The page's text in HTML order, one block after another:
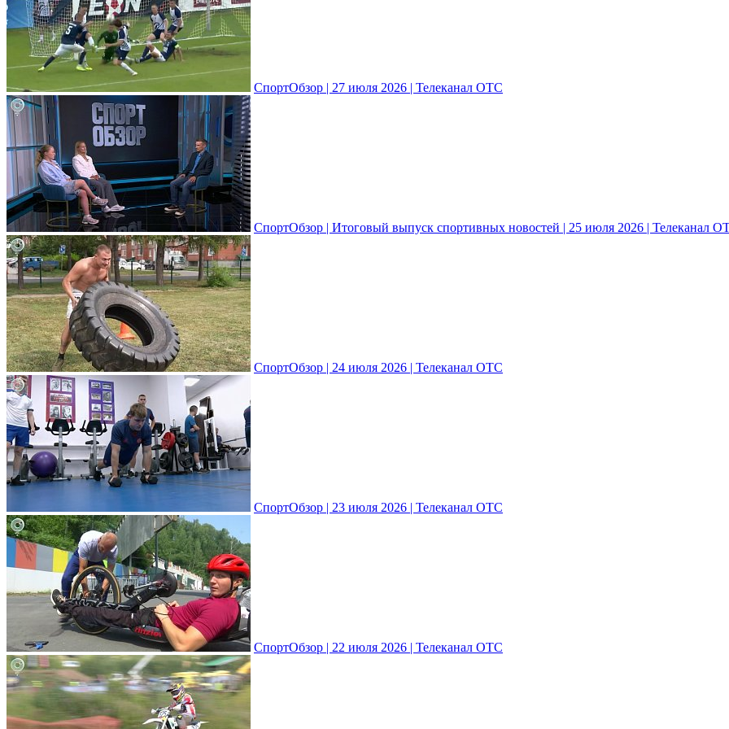
СпортОбзор | 27 июля 2026 | Телеканал ОТС
СпортОбзор | Итоговый выпуск спортивных новостей | 25 июля 2026 | Телеканал
СпортОбзор | 24 июля 2026 | Телеканал ОТС
СпортОбзор | 23 июля 2026 | Телеканал ОТС
СпортОбзор | 22 июля 2026 | Телеканал ОТС